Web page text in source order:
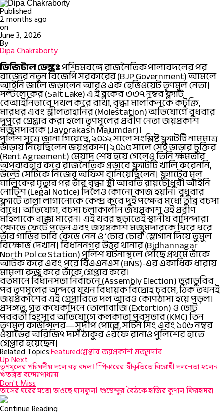
Published
2 months ago
on
June 3, 2026
By
Dipa Chakraborty
ডিজিটাল ডেস্কঃপশ্চিমবঙ্গে রাজনৈতিক পালাবদলের পর
রাজ্যের নতুন বিজেপি সরকারের (BJP Government) আমলে
আইনি জালে জড়ালেন আরও এক হেভিওয়েট তৃণমূল নেতা।
সল্টলেকের (Salt Lake) এ.ই ব্লকের ৩৩৭ নম্বর ফ্ল্যাট
বেআইনিভাবে দখল করে রাখা, বৃদ্ধা মালকিনকে কটূক্তি,
মারধর এবং শ্লীলতাহানির (Molestation) অভিযোগে বুধবার
দুপুরে গ্রেপ্তার করা হলো তৃণমূলের প্রবীণ নেতা জয়প্রকাশ
মজুমদারকে (Jayprakash Majumdar)।
পুলিশ সূত্রে জানা গিয়েছে, ২০১২ সালে সংশ্লিষ্ট ফ্ল্যাটটি নামমাত্র
ভাড়ায় নিয়েছিলেন জয়প্রকাশ। ২০১৫ সালে সেই ভাড়ার চুক্তির
(Rent Agreement) মেয়াদ শেষ হয়ে গেলেও তিনি ক্ষমতার
অপব্যবহার করে রাজনৈতিক প্রভাবে ফ্ল্যাটটি খালি করেননি,
উল্টে সেটিকে নিজের অফিস বানিয়েছিলেন। ফ্ল্যাটের মূল
মালিকের মৃত্যুর পর তাঁর বৃদ্ধা স্ত্রী আরতি রায়চৌধুরী আইনি
নোটিশ (Legal Notice) দিলেও কোনো কাজ হয়নি। বুধবার
ফ্ল্যাটে তালা লাগানোকে কেন্দ্র করে দুই পক্ষের মধ্যে তীব্র বচসা
বাধে। অভিযোগ, বচসা চলাকালীন জয়প্রকাশ ওই প্রবীণ
মহিলাকে ধাক্কা মারেন। এই খবর ছড়াতেই স্থানীয় বাসিন্দারা
ক্ষোভে ফেটে পড়েন এবং জয়প্রকাশ মজুমদারকে ঘিরে ধরে
তাঁর গাড়ির চাবি কেড়ে নেন ও ‘চোর চোর’ স্লোগান দিয়ে তুমুল
বিক্ষোভ দেখান। বিধাননগর উত্তর থানার (Bidhannagar
North Police Station) পুলিশ ঘটনাস্থলে পৌঁছে প্রথমে তাঁকে
আটক করে এবং পরে বিএএনএস (BNS)-এর একাধিক ধারায়
মামলা রুজু করে তাঁকে গ্রেপ্তার করে।
বর্তমানে বিধানসভা নির্বাচনে (Assembly Election) ভরাডুবির
পর তৃণমূলের অন্দরে যখন বিধায়ক বিদ্রোহ চরমে, ঠিক তখনই
জয়প্রকাশের এই গ্রেপ্তারিতে দল আরও কোণঠাসা হয়ে পড়ল।
প্রসঙ্গত, গত কয়েকদিনে তোলাবাজি (Extortion) ও ভোট
পরবর্তী হিংসার অভিযোগে কলকাতা পুরসভার (KMC) তিন
তৃণমূল কাউন্সিলর— সুদীপ পোল্লে, সচিন সিং এবং ১০৬ নম্বর
ওয়ার্ডের অরিজিৎ দাস ঠাকুর ওরফে রানাও পুলিশের হাতে
গ্রেপ্তার হয়েছেন।
Related Topics:Featuredগ্রেপ্তার জয়প্রকাশ মজুমদার
Up Next
তৃণমূলের পরিষদীয় দলে বড় বদল! স্পিকারের স্বীকৃতিতে বিরোধী দলনেতা হলেন
ঋতব্রত বন্দ্যোপাধ্যায়
Don't Miss
তাসের ঘরের মতো ভাঙছে ঘাসফুল! শুভেন্দুর বৈঠকে হাজির কুণাল-ফিরহাদরা
Continue Reading